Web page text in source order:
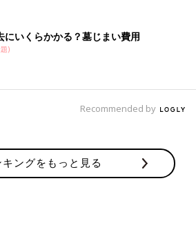
にいくらかかる？墓じまい費用
)
Recommended by
キングをもっと見る